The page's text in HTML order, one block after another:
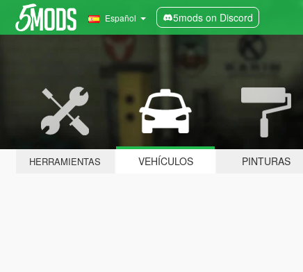
Español 5mods on Discord
HERRAMIENTAS VEHÍCULOS PINTURAS